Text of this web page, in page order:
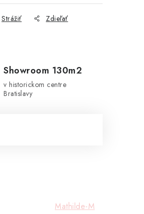
Strážiť Zdieľať
Showroom 130m2
v historickom centre
Bratislavy
Mathilde-M